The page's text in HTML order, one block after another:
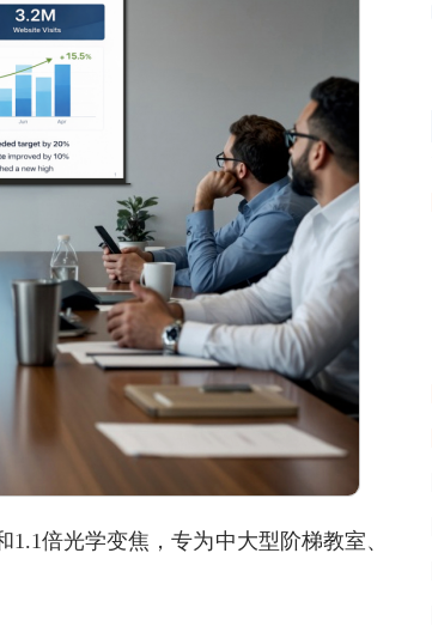
倍光学变焦，专为中大型阶梯教室、